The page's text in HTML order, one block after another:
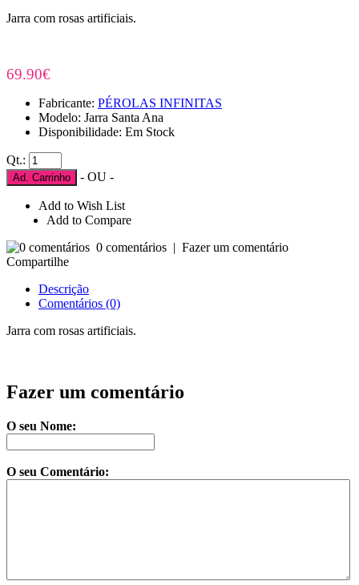
Jarra com rosas artificiais.
69.90€
Fabricante: PÉROLAS INFINITAS
Modelo: Jarra Santa Ana
Disponibilidade: Em Stock
Qt.:
Ad. Carrinho - OU -
Add to Wish List
Add to Compare
0 comentários | Fazer um comentário
Compartilhe
Descrição
Comentários (0)
Jarra com rosas artificiais.
Fazer um comentário
O seu Nome:
O seu Comentário: